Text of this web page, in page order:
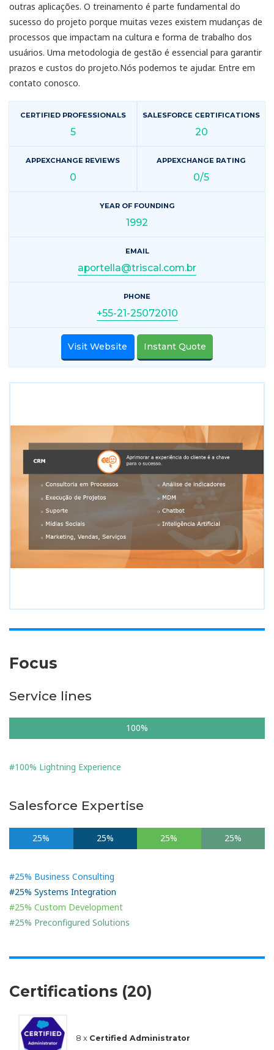
outras aplicações. O treinamento é parte fundamental do
sucesso do projeto porque muitas vezes existem mudanças de
processos que impactam na cultura e forma de trabalho dos
usuários. Uma metodologia de gestão é essencial para garantir
prazos e custos do projeto.Nós podemos te ajudar. Entre em
contato conosco.
CERTIFIED PROFESSIONALS
5
SALESFORCE CERTIFICATIONS
20
APPEXCHANGE REVIEWS
0
APPEXCHANGE RATING
0/5
YEAR OF FOUNDING
1992
EMAIL
aportella@triscal.com.br
PHONE
+55-21-25072010
Visit Website Instant Quote
Focus
Service lines
100%
#100% Lightning Experience
Salesforce Expertise
25% 25% 25% 25%
#25% Business Consulting
#25% Systems Integration
#25% Custom Development
#25% Preconfigured Solutions
Certifications (20)
8 x Certified Administrator